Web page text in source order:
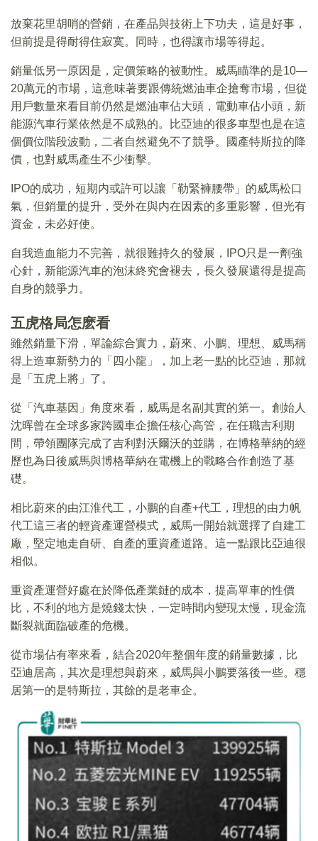
放棄花里胡哨的營銷，在產品與技術上下功夫，這是好事，
但前提是得耐得住寂寞。同時，也得讓市場等得起。
銷量低另一原因是，定價策略的被動性。威馬瞄準的是10—
20萬元的市場，這意味著要跟傳統燃油車企搶奪市場，但從
用戶數量來看目前仍然是燃油車佔大頭，電動車佔小頭，新
能源汽車行業依然是不成熟的。比亞迪的很多車型也是在這
個價位階段波動，二者自然避免不了競爭。國產特斯拉的降
價，也對威馬產生不少衝擊。
IPO的成功，短期内或許可以讓「勒緊褲腰帶」的威馬松口
氣，但銷量的提升，受外在與内在因素的多重影響，但光有
資金，未必好使。
自我造血能力不完善，就很難持久的發展，IPO只是一劑強
心針，新能源汽車的泡沫終究會褪去，長久發展還得是提高
自身的競爭力。
五虎格局怎麽看
雖然銷量下滑，單論綜合實力，蔚來、小鵬、理想、威馬稱
得上造車新勢力的「四小龍」，加上老一點的比亞迪，那就
是「五虎上將」了。
從「汽車基因」角度來看，威馬是名副其實的第一。創始人
沈晖曾在全球多家跨國車企擔任核心高管，在任職吉利期
間，帶領團隊完成了吉利對沃爾沃的並購，在博格華納的經
歷也為日後威馬與博格華納在電機上的戰略合作創造了基
礎。
相比蔚來的由江淮代工，小鵬的自產+代工，理想的由力帆
代工這三者的輕資產運營模式，威馬一開始就選擇了自建工
廠，堅定地走自研、自產的重資產道路。這一點跟比亞迪很
相似。
重資產運營好處在於降低產業鏈的成本，提高單車的性價
比，不利的地方是燒錢太快，一定時間内變現太慢，現金流
斷裂就面臨破產的危機。
從市場佔有率來看，結合2020年整個年度的銷量數據，比
亞迪居高，其次是理想與蔚來，威馬與小鵬要落後一些。穩
居第一的是特斯拉，其餘的是老車企。